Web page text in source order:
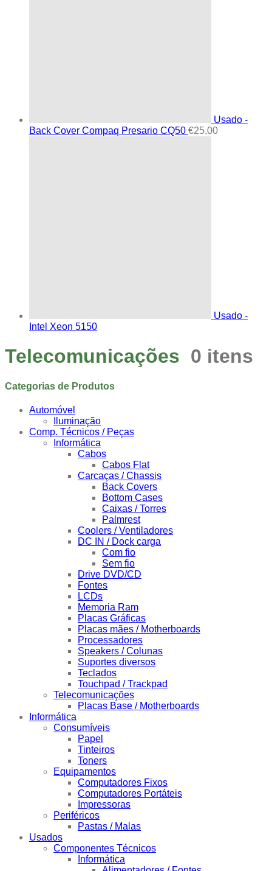
Usado -
Back Cover Compaq Presario CQ50 €25,00
Usado -
Intel Xeon 5150
Telecomunicações 0 itens
Categorias de Produtos
Automóvel
Iluminação
Comp. Técnicos / Peças
Informática
Cabos
Cabos Flat
Carcaças / Chassis
Back Covers
Bottom Cases
Caixas / Torres
Palmrest
Coolers / Ventiladores
DC IN / Dock carga
Com fio
Sem fio
Drive DVD/CD
Fontes
LCDs
Memoria Ram
Placas Gráficas
Placas mães / Motherboards
Processadores
Speakers / Colunas
Suportes diversos
Teclados
Touchpad / Trackpad
Telecomunicações
Placas Base / Motherboards
Informática
Consumíveis
Papel
Tinteiros
Toners
Equipamentos
Computadores Fixos
Computadores Portáteis
Impressoras
Periféricos
Pastas / Malas
Usados
Componentes Técnicos
Informática